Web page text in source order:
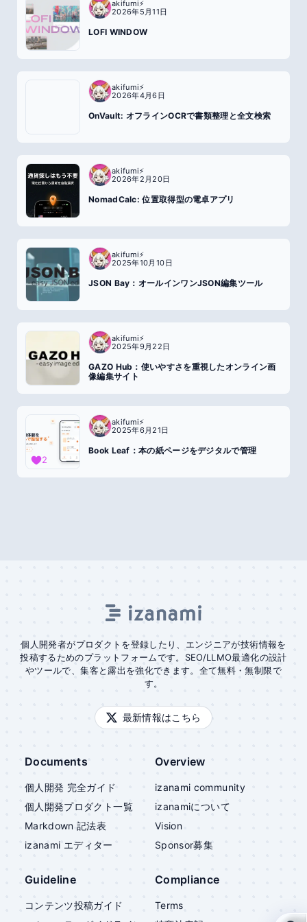
akifumi⚡️
2026年5月11日
LOFI WINDOW
akifumi⚡️
2026年4月6日
OnVault: オフラインOCRで書類整理と全文検索
akifumi⚡️
2026年2月20日
NomadCalc: 位置取得型の電卓アプリ
akifumi⚡️
2025年10月10日
JSON Bay：オールインワンJSON編集ツール
akifumi⚡️
2025年9月22日
GAZO Hub：使いやすさを重視したオンライン画
像編集サイト
akifumi⚡️
2025年6月21日
Book Leaf：本の紙ページをデジタルで管理
2
個人開発者がプロダクトを登録したり、エンジニアが技術情報を
投稿するためのプラットフォームです。SEO/LLMO最適化の設計
やツールで、集客と露出を強化できます。全て無料・無制限で
す。
最新情報はこちら
Documents
個人開発 完全ガイド
個人開発プロダクト一覧
Markdown 記法表
izanami エディター
Overview
izanami community
izanamiについて
Vision
Sponsor募集
Guideline
コンテンツ投稿ガイド
Compliance
Terms